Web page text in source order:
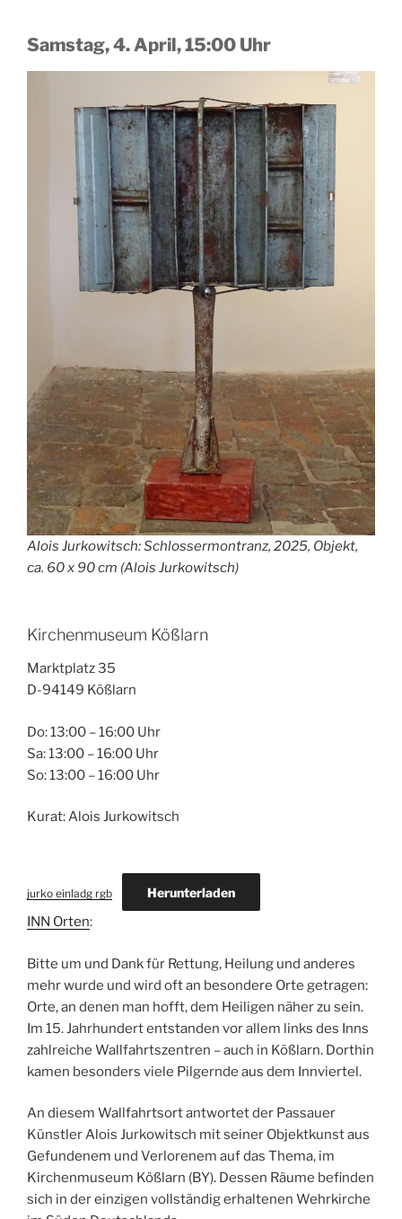
Samstag, 4. April, 15:00 Uhr
Alois Jurkowitsch: Schlossermontranz, 2025, Objekt,
ca. 60 x 90 cm (Alois Jurkowitsch)
Kirchenmuseum Kößlarn
Marktplatz 35
D-94149 Kößlarn
Do: 13:00 – 16:00 Uhr
Sa: 13:00 – 16:00 Uhr
So: 13:00 – 16:00 Uhr
Kurat: Alois Jurkowitsch
jurko einladg rgb Herunterladen
INN Orten:
Bitte um und Dank für Rettung, Heilung und anderes
mehr wurde und wird oft an besondere Orte getragen:
Orte, an denen man hofft, dem Heiligen näher zu sein.
Im 15. Jahrhundert entstanden vor allem links des Inns
zahlreiche Wallfahrtszentren – auch in Kößlarn. Dorthin
kamen besonders viele Pilgernde aus dem Innviertel.
An diesem Wallfahrtsort antwortet der Passauer
Künstler Alois Jurkowitsch mit seiner Objektkunst aus
Gefundenem und Verlorenem auf das Thema, im
Kirchenmuseum Kößlarn (BY). Dessen Räume befinden
sich in der einzigen vollständig erhaltenen Wehrkirche